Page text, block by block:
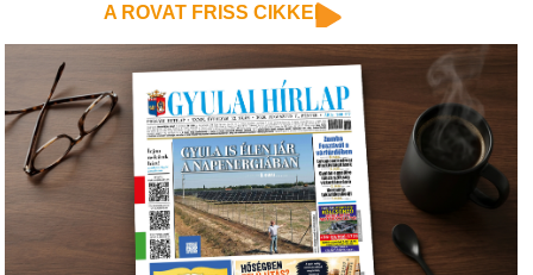
A ROVAT FRISS CIKKEI